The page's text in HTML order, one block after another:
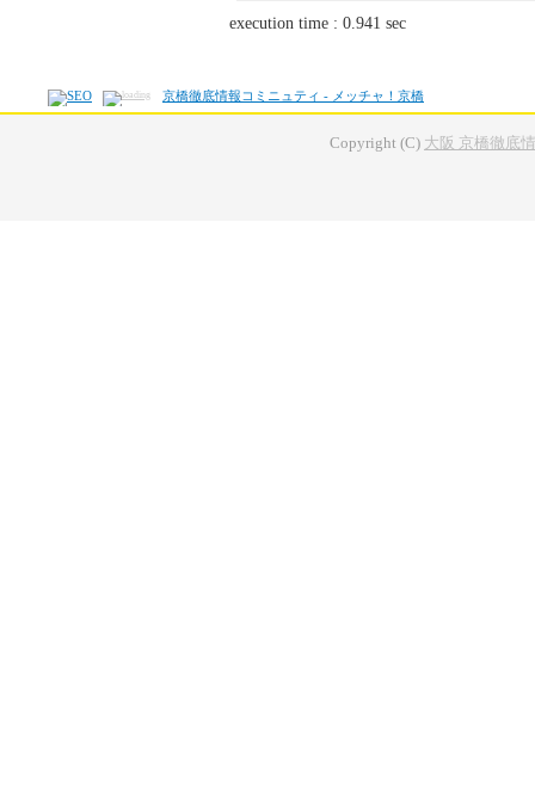
execution time : 0.941 sec
京橋徹底情報コミニュティ - メッチャ！京橋
Copyright (C) 大阪 京橋徹底